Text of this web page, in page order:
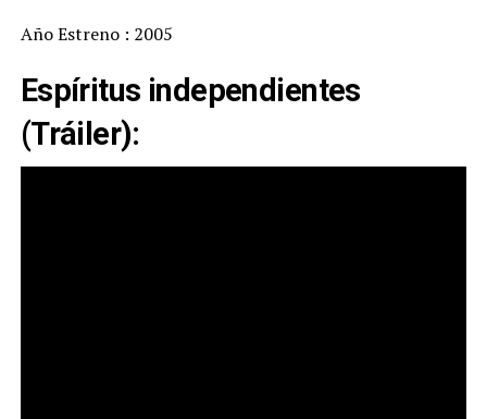
Año Estreno : 2005
Espíritus independientes
(Tráiler):